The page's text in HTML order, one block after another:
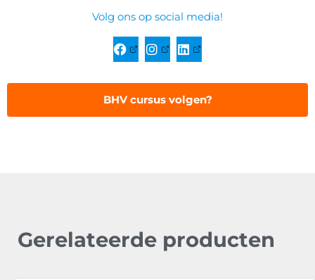
Volg ons op social media!
BHV cursus volgen?
Gerelateerde producten